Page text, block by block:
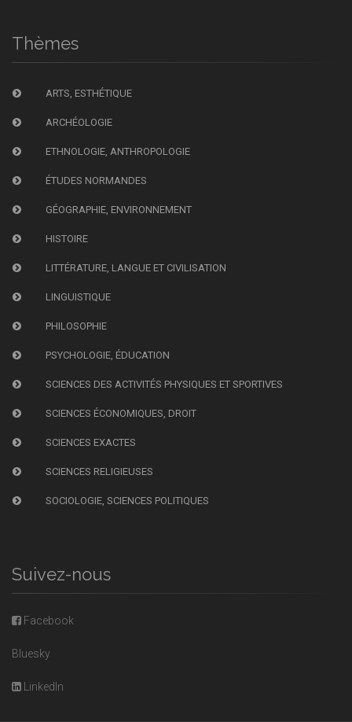
Thèmes
ARTS, ESTHÉTIQUE
ARCHÉOLOGIE
ETHNOLOGIE, ANTHROPOLOGIE
ÉTUDES NORMANDES
GÉOGRAPHIE, ENVIRONNEMENT
HISTOIRE
LITTÉRATURE, LANGUE ET CIVILISATION
LINGUISTIQUE
PHILOSOPHIE
PSYCHOLOGIE, ÉDUCATION
SCIENCES DES ACTIVITÉS PHYSIQUES ET SPORTIVES
SCIENCES ÉCONOMIQUES, DROIT
SCIENCES EXACTES
SCIENCES RELIGIEUSES
SOCIOLOGIE, SCIENCES POLITIQUES
Suivez-nous
Facebook
Bluesky
LinkedIn